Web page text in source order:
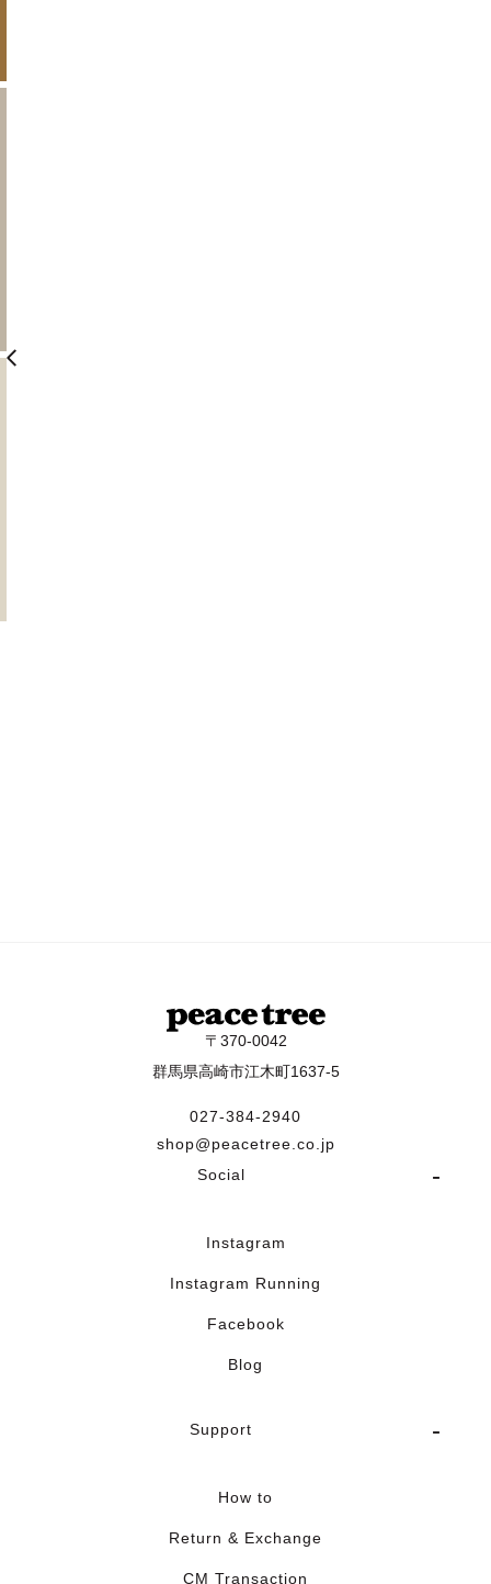
〒370-0042
群馬県高崎市江木町1637-5
027-384-2940
shop@peacetree.co.jp
Social
Instagram
Instagram Running
Facebook
Blog
Support
How to
Return & Exchange
CM Transaction